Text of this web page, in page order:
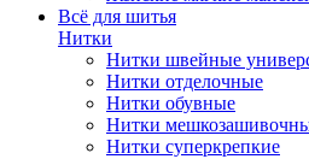
Всё для шитья
Нитки
Нитки швейные
Нитки отделочные
Нитки обувные
Нитки
Нитки суперкрепкие